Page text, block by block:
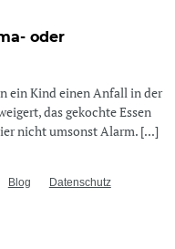
oder
ein Kind einen Anfall in der
das gekochte Essen
nicht umsonst Alarm. [...]
Blog Datenschutz